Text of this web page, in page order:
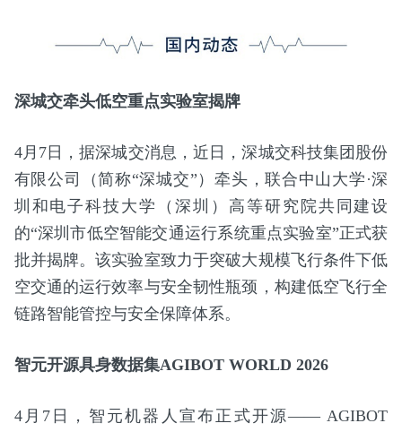
深城交牵头低空重点实验室揭牌
4月7日，据深城交消息，近日，深城交科技集团股份
有限公司（简称“深城交”）牵头，联合中山大学·深
圳和电子科技大学（深圳）高等研究院共同建设
的“深圳市低空智能交通运行系统重点实验室”正式获
批并揭牌。该实验室致力于突破大规模飞行条件下低
空交通的运行效率与安全韧性瓶颈，构建低空飞行全
链路智能管控与安全保障体系。
智元开源具身数据集AGIBOT WORLD 2026
4月7日，智元机器人宣布正式开源—— AGIBOT